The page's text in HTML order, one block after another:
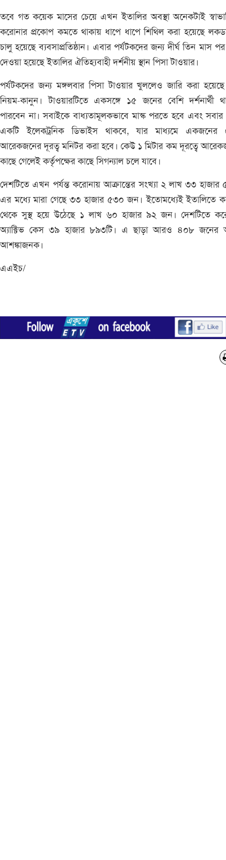
তবে গত কয়েক মাসের চেয়ে এখন ইতালির অবস্থা অনেকটাই
করোনার প্রকোপ কমতে থাকায় ধাপে ধাপে শিথিল করা হয়েছে
চালু হয়েছে ব্যবসাপ্রতিষ্ঠান। এবার পর্যটকদের জন্য দীর্ঘ তিন মাস
দেওয়া হয়েছে ইতালির ঐতিহ্যবাহী দর্শনীয় স্থান পিসা টাওয়ার।
পর্যটকদের জন্য মঙ্গলবার পিসা টাওয়ার খুললেও জারি করা
নিয়ম-কানুন। টাওয়ারটিতে একসঙ্গে ১৫ জনের বেশি দর্শনার্থী
পারবেন না। সবাইকে বাধ্যতামূলকভাবে মাস্ক পরতে হবে এবং সবার
একটি ইলেকট্রনিক ডিভাইস থাকবে, যার মাধ্যমে একজনের
আরেকজনের দূরত্ব মনিটর করা হবে। কেউ ১ মিটার কম দূরত্বে
কাছে গেলেই কর্তৃপক্ষের কাছে সিগন্যাল চলে যাবে।
দেশটিতে এখন পর্যন্ত করোনায় আক্রান্তের সংখ্যা ২ লাখ ৩৩ হাজার
এর মধ্যে মারা গেছে ৩৩ হাজার ৫৩০ জন। ইতোমধ্যেই ইতালিতে
থেকে সুস্থ হয়ে উঠেছে ১ লাখ ৬০ হাজার ৯২ জন। দেশটিতে
অ্যাক্টিভ কেস ৩৯ হাজার ৮৯৩টি। এ ছাড়া আরও ৪০৮ জনের
আশঙ্কাজনক।
এএইচ/